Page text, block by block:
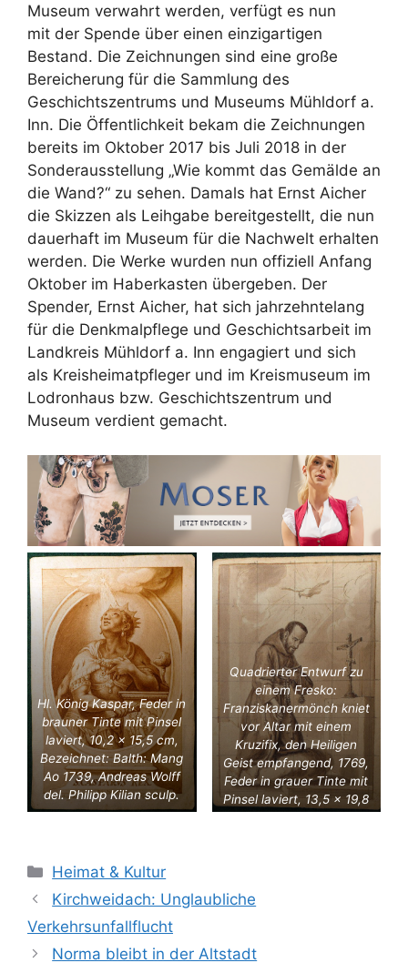
Museum verwahrt werden, verfügt es nun
mit der Spende über einen einzigartigen
Bestand. Die Zeichnungen sind eine große
Bereicherung für die Sammlung des
Geschichtszentrums und Museums Mühldorf a.
Inn. Die Öffentlichkeit bekam die Zeichnungen
bereits im Oktober 2017 bis Juli 2018 in der
Sonderausstellung „Wie kommt das Gemälde an
die Wand?“ zu sehen. Damals hat Ernst Aicher
die Skizzen als Leihgabe bereitgestellt, die nun
dauerhaft im Museum für die Nachwelt erhalten
werden. Die Werke wurden nun offiziell Anfang
Oktober im Haberkasten übergeben. Der
Spender, Ernst Aicher, hat sich jahrzehntelang
für die Denkmalpflege und Geschichtsarbeit im
Landkreis Mühldorf a. Inn engagiert und sich
als Kreisheimatpfleger und im Kreismuseum im
Lodronhaus bzw. Geschichtszentrum und
Museum verdient gemacht.
Hl. König Kaspar, Feder in
brauner Tinte mit Pinsel
laviert, 10,2 x 15,5 cm,
Bezeichnet: Balth: Mang
Ao 1739, Andreas Wolff
del. Philipp Kilian sculp.
Quadrierter Entwurf zu
einem Fresko:
Franziskanermönch kniet
vor Altar mit einem
Kruzifix, den Heiligen
Geist empfangend, 1769,
Feder in grauer Tinte mit
Pinsel laviert, 13,5 x 19,8
Kategorien
Heimat & Kultur
Kirchweidach: Unglaubliche
Verkehrsunfallflucht
Norma bleibt in der Altstadt